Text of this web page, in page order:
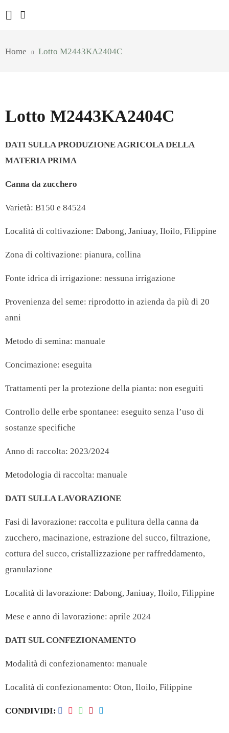
Home Lotto M2443KA2404C
Lotto M2443KA2404C
DATI SULLA PRODUZIONE AGRICOLA DELLA
MATERIA PRIMA
Canna da zucchero
Varietà: B150 e 84524
Località di coltivazione: Dabong, Janiuay, Iloilo, Filippine
Zona di coltivazione: pianura, collina
Fonte idrica di irrigazione: nessuna irrigazione
Provenienza del seme: riprodotto in azienda da più di 20
anni
Metodo di semina: manuale
Concimazione: eseguita
Trattamenti per la protezione della pianta: non eseguiti
Controllo delle erbe spontanee: eseguito senza l’uso di
sostanze specifiche
Anno di raccolta: 2023/2024
Metodologia di raccolta: manuale
DATI SULLA LAVORAZIONE
Fasi di lavorazione: raccolta e pulitura della canna da
zucchero, macinazione, estrazione del succo, filtrazione,
cottura del succo, cristallizzazione per raffreddamento,
granulazione
Località di lavorazione: Dabong, Janiuay, Iloilo, Filippine
Mese e anno di lavorazione: aprile 2024
DATI SUL CONFEZIONAMENTO
Modalità di confezionamento: manuale
Località di confezionamento: Oton, Iloilo, Filippine
CONDIVIDI